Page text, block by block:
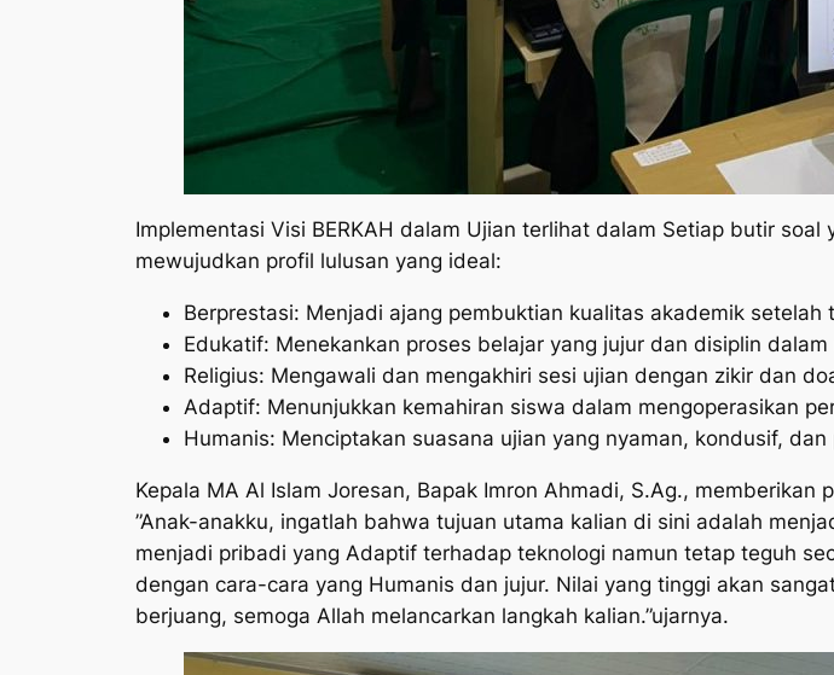
​Implementasi Visi BERKAH dalam Ujian terlihat dalam Setiap butir
mewujudkan profil lulusan yang ideal:
​Berprestasi: Menjadi ajang pembuktian kualitas akademik setelah
​Edukatif: Menekankan proses belajar yang jujur dan disiplin
​Religius: Mengawali dan mengakhiri sesi ujian dengan zikir dan
​Adaptif: Menunjukkan kemahiran siswa dalam mengoperasikan
​Humanis: Menciptakan suasana ujian yang nyaman, kondusif,
​Kepala MA Al Islam Joresan, Bapak Imron Ahmadi, S.Ag.,
​”Anak-anakku, ingatlah bahwa tujuan utama kalian di sini adalah
menjadi pribadi yang Adaptif terhadap teknologi namun tetap teguh
dengan cara-cara yang Humanis dan jujur. Nilai yang tinggi akan
berjuang, semoga Allah melancarkan langkah kalian.”ujarnya.